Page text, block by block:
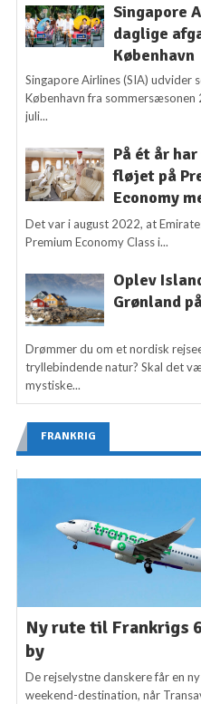
Singapore
daglige
København
Singapore Airlines (SIA) udvider
København fra sommersæsonen
juli...
På ét år
fløjet på
Economy
Det var i august 2022, at
Premium Economy Class i...
Oplev
Grønland
Drømmer du om et nordisk
tryllebindende natur? Skal det
mystiske...
FRANKRIG
Ny rute til Frankrigs
by
De rejselystne danskere får en
weekend-destination, når